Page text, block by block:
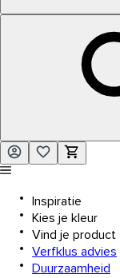
Inspiratie
Kies je kleur
Vind je product
Verfklus advies
Duurzaamheid